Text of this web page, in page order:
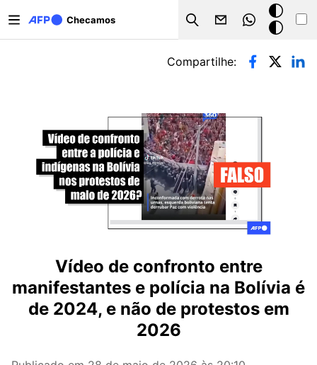
Checamos
Search
Modo
escuro
Abas primárias
Compartilhe:
Vídeo de confronto entre
manifestantes e polícia na Bolívia é
de 2024, e não de protestos em
2026